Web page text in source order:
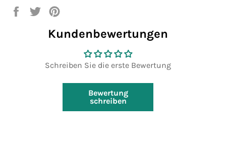
Auf
Auf
twitternpinnen
Kundenbewertungen
Schreiben Sie die erste Bewertung
Bewertung
schreiben